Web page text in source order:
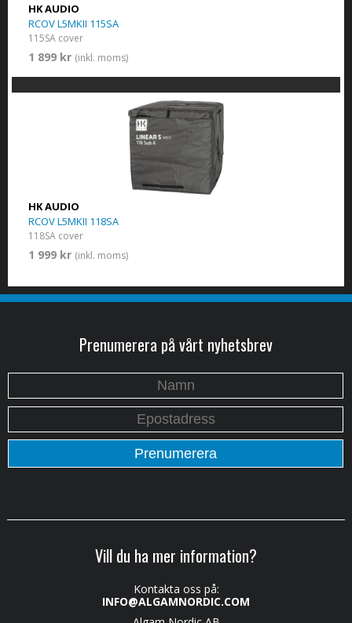
HK AUDIO
RCOV L5MKII 115SA
115SA cover
1 899 kr (inkl. moms)
HK AUDIO
RCOV L5MKII 118SA
118SA cover
1 999 kr (inkl. moms)
Prenumerera på vårt nyhetsbrev
Vill du ha mer information?
Kontakta oss på:
INFO@ALGAMNORDIC.COM